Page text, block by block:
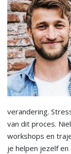
verandering.
van dit proces.
workshops en
je helpen jezelf